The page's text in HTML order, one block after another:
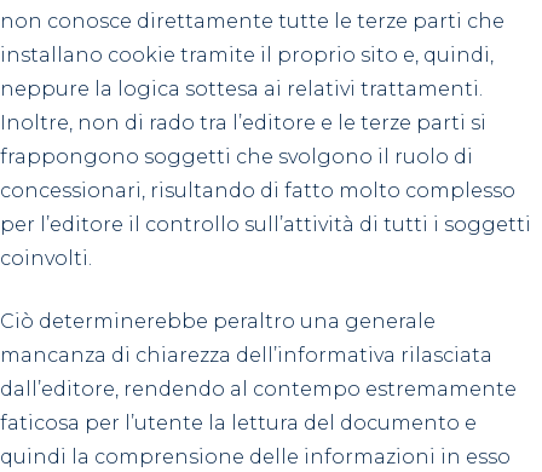
non conosce direttamente tutte le terze parti che
installano cookie tramite il proprio sito e, quindi,
neppure la logica sottesa ai relativi trattamenti.
Inoltre, non di rado tra l’editore e le terze parti si
frappongono soggetti che svolgono il ruolo di
concessionari, risultando di fatto molto complesso
per l’editore il controllo sull’attività di tutti i soggetti
coinvolti.
Ciò determinerebbe peraltro una generale
mancanza di chiarezza dell’informativa rilasciata
dall’editore, rendendo al contempo estremamente
faticosa per l’utente la lettura del documento e
quindi la comprensione delle informazioni in esso